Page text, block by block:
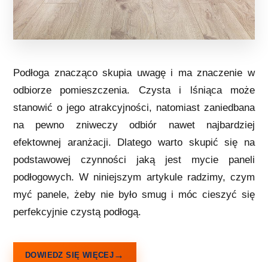
Podłoga znacząco skupia uwagę i ma znaczenie w
odbiorze pomieszczenia. Czysta i lśniąca może
stanowić o jego atrakcyjności, natomiast zaniedbana
na pewno zniweczy odbiór nawet najbardziej
efektownej aranżacji. Dlatego warto skupić się na
podstawowej czynności jaką jest mycie paneli
podłogowych. W niniejszym artykule radzimy, czym
myć panele, żeby nie było smug i móc cieszyć się
perfekcyjnie czystą podłogą.
DOWIEDZ SIĘ WIĘCEJ